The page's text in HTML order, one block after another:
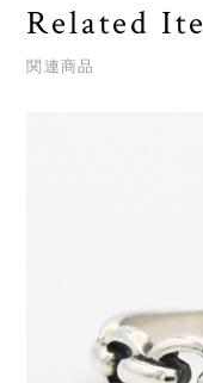
Related
関連商品